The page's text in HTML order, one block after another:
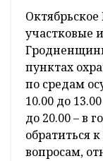
участковые
пунктах
по средам
10.00 до
до 20.00 – в
обратиться
вопросам,